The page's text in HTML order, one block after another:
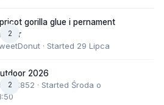
2
gorilla glue i pernament
· Started 29 Lipca
2
2026
· Started Środa o